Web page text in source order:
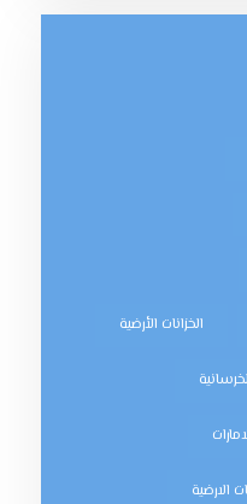
الخزانات الأرضية
الارضية